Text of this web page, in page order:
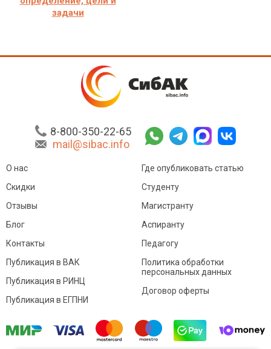
задачи
8-800-350-22-65
mail@sibac.info
О нас
Скидки
Отзывы
Блог
Контакты
Где опубликовать статью
Студенту
Магистранту
Аспиранту
Педагогу
Публикация в ВАК
Публикация в РИНЦ
Публикация в ЕГПНИ
Политика обработки
персональных данных
Договор оферты